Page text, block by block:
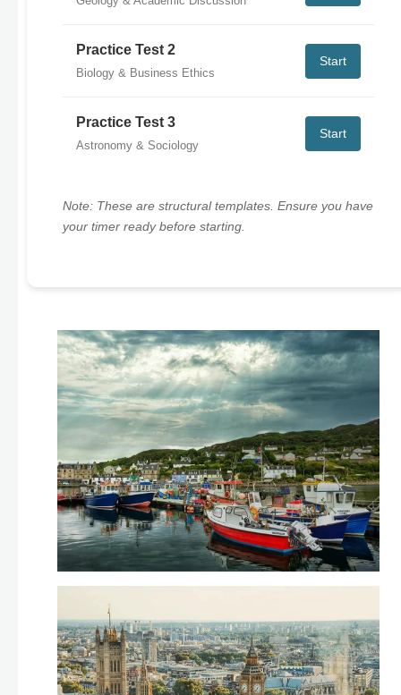
Practice Test 2
Biology & Business Ethics
Start
Practice Test 3
Astronomy & Sociology
Start
Note: These are structural templates. Ensure you have
your timer ready before starting.